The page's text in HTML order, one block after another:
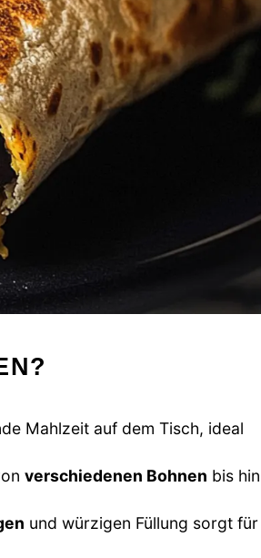
Mahlzeit auf dem Tisch, ideal
verschiedenen Bohnen bis hin
und würzigen Füllung sorgt für